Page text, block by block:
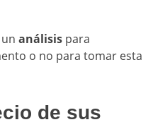
análisis para
o no para tomar esta
de sus